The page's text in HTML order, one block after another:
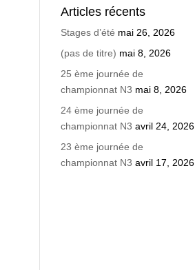
Articles récents
Stages d’été mai 26, 2026
(pas de titre) mai 8, 2026
25 ème journée de
championnat N3 mai 8, 2026
24 ème journée de
championnat N3 avril 24, 2026
23 ème journée de
championnat N3 avril 17, 2026